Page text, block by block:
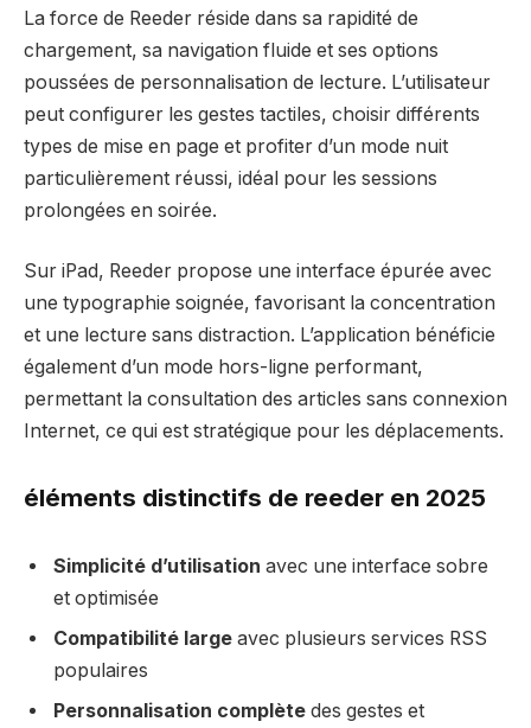
La force de Reeder réside dans sa rapidité de
chargement, sa navigation fluide et ses options
poussées de personnalisation de lecture. L’utilisateur
peut configurer les gestes tactiles, choisir différents
types de mise en page et profiter d’un mode nuit
particulièrement réussi, idéal pour les sessions
prolongées en soirée.
Sur iPad, Reeder propose une interface épurée avec
une typographie soignée, favorisant la concentration
et une lecture sans distraction. L’application bénéficie
également d’un mode hors-ligne performant,
permettant la consultation des articles sans connexion
Internet, ce qui est stratégique pour les déplacements.
éléments distinctifs de reeder en 2025
Simplicité d’utilisation avec une interface sobre
et optimisée
Compatibilité large avec plusieurs services RSS
populaires
Personnalisation complète des gestes et